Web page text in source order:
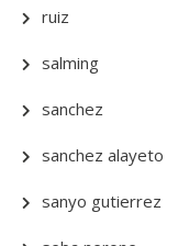
ruiz
salming
sanchez
sanchez alayeto
sanyo gutierrez